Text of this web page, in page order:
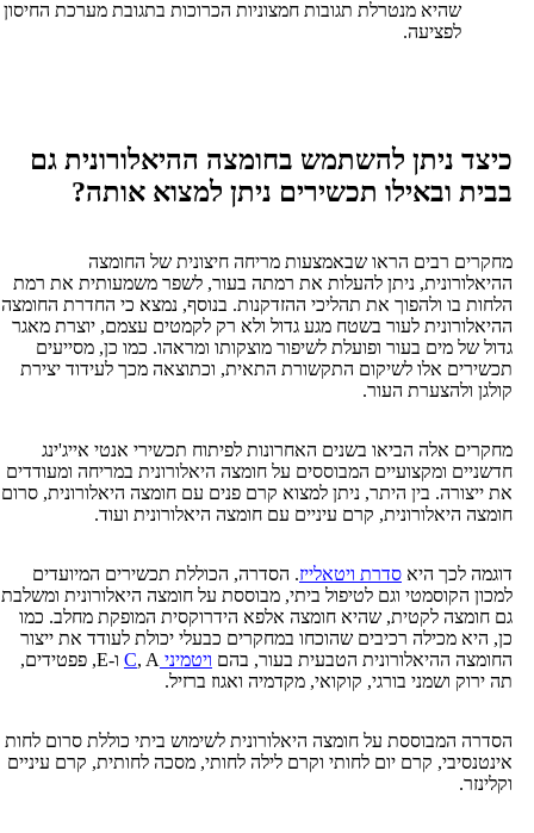
שהיא מנטרלת תגובות חמצוניות הכרוכות בתגובת מערכת החיסון
ניתן להשתמש בחומצה ההיאלורונית גם
ובאילו תכשירים ניתן למצוא אותה?
רבים הראו שבאמצעות מריחה חיצונית של החומצה
ניתן להעלות את רמתה בעור, לשפר משמעותית את רמת
בו ולהפוך את תהליכי ההזדקנות. בנוסף, נמצא כי החדרת החומצה
לעור בשטח מגע גדול ולא רק לקמטים עצמם, יוצרת מאגר
מים בעור ופועלת לשיפור מוצקותו ומראהו. כמו כן, מסייעים
אלו לשיקום התקשורת התאית, וכתוצאה מכך לעידוד יצירת
העור.
אלה הביאו בשנים האחרונות לפיתוח תכשירי אנטי אייג'ינג
ומקצועיים המבוססים על חומצה היאלורונית במריחה ומעודדים
בין היתר, ניתן למצוא קרם פנים עם חומצה היאלורונית, סרום
קרם עיניים עם חומצה היאלורונית ועוד.
לכך היא סדרת ויטאלייז. הסדרה, הכוללת תכשירים המיועדים
וגם לטיפול ביתי, מבוססת על חומצה היאלורונית ומשלבת
לקטית, שהיא חומצה אלפא הידרוקסית המופקת מחלב. כמו
מכילה רכיבים שהוכחו במחקרים כבעלי יכולת לעודד את ייצור
ההיאלורונית הטבעית בעור, בהםויטמיני C
, A ו-E, פפטידים,
ושמני בורגי, קוקואי, מקדמיה ואגוז ברזיל.
המבוססת על חומצה היאלורונית לשימוש ביתי כוללת סרום לחות
קרם יום לחותי וקרם לילה לחותי, מסכה לחותית, קרם עיניים